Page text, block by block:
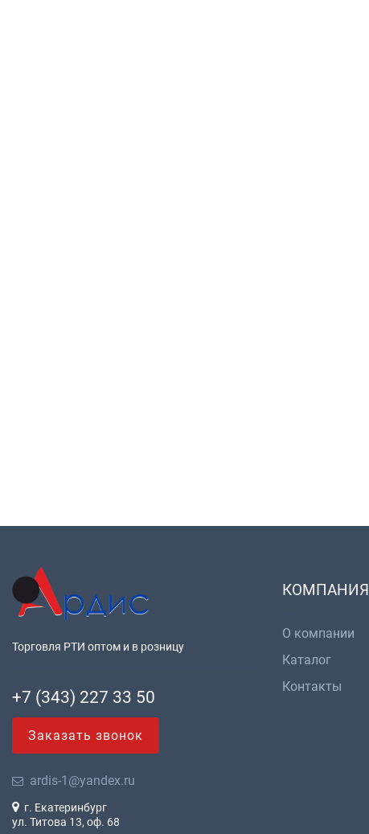
Торговля РТИ оптом и в розницу
+7 (343) 227 33 50
Заказать звонок
ardis-1@yandex.ru
г. Екатеринбург
ул. Титова 13, оф. 68
КОМПАНИЯ
О компании
Каталог
Контакты